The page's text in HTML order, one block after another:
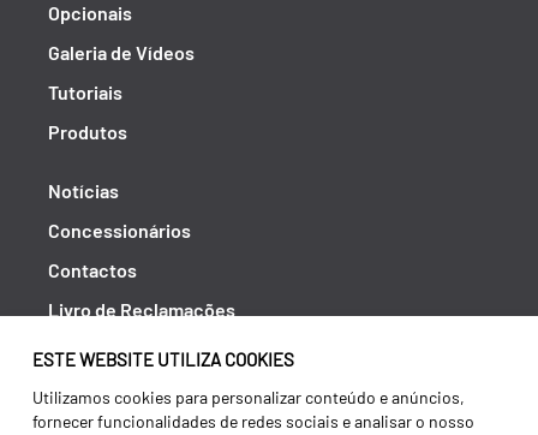
ESTE WEBSITE UTILIZA COOKIES
Utilizamos cookies para personalizar conteúdo e anúncios,
fornecer funcionalidades de redes sociais e analisar o nosso
Opcionais
Galeria de Vídeos
Tutoriais
Produtos
Notícias
Concessionários
Contactos
Livro de Reclamações
Política de Privacidade
Canal de Denúncias (RGPC)
Termos e condições